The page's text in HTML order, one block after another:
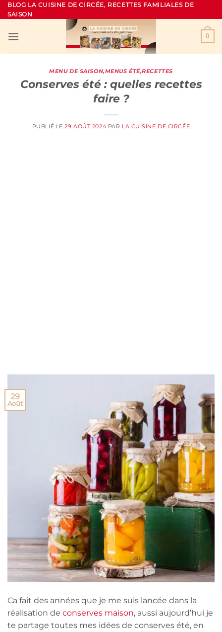
Passer
au
BLOG LA CUISINE DE CIRCÉE, RECETTES FAMILIALES DE
SAISON
0
MENU DE SAISON,MENUS ÉTÉ,RECETTES
Conserves été : quelles recettes
faire ?
PUBLIÉ LE29 AOÛT 2024 PAR LA CUISINE DE CIRCÉE
29
Août
Ca fait des années que je me suis lancée dans la
réalisation de conserves maison, aussi aujourd’hui je
te partage toutes mes idées de conserves été, en